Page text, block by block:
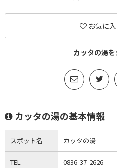
お気に
カッタの湯
カッタの湯の基本情報
スポット名 カッタの湯
TEL 0836-37-2626